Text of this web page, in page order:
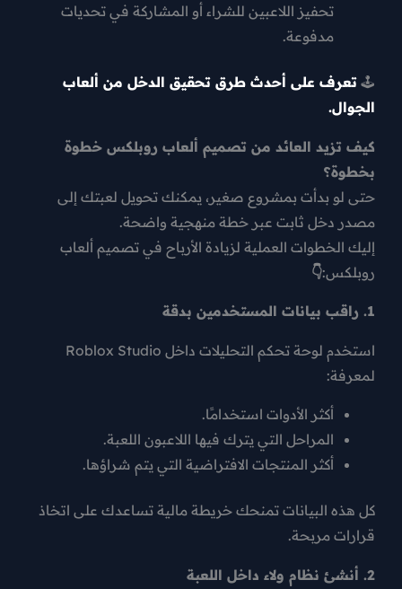
تحفيز اللاعبين للشراء أو المشاركة في تحديات
مدفوعة.
🕹️ تعرف على أحدث طرق تحقيق الدخل من ألعاب
الجوال.
كيف تزيد العائد من تصميم ألعاب روبلكس خطوة
بخطوة؟
حتى لو بدأت بمشروع صغير، يمكنك تحويل لعبتك إلى
مصدر دخل ثابت عبر خطة منهجية واضحة.
إليك الخطوات العملية لزيادة الأرباح في تصميم ألعاب
روبلكس:
👇
1. راقب بيانات المستخدمين بدقة
استخدم لوحة تحكم التحليلات داخل Roblox Studio
لمعرفة:
أكثر الأدوات استخدامًا.
المراحل التي يترك فيها اللاعبون اللعبة.
أكثر المنتجات الافتراضية التي يتم شراؤها.
كل هذه البيانات تمنحك خريطة مالية تساعدك على اتخاذ
قرارات مربحة.
2. أنشئ نظام ولاء داخل اللعبة